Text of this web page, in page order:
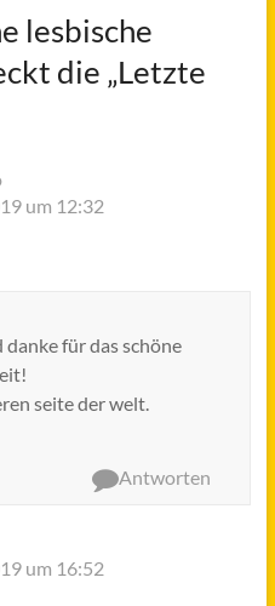
lesbische
die „Letzte
um 12:32
für das schöne
seite der welt.
Antworten
um 16:52